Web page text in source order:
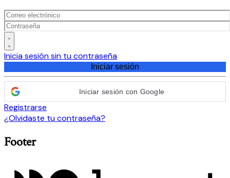
Inicia sesión sin tu contraseña
Iniciar sesión
Iniciar sesión con Google
Registrarse
¿Olvidaste tu contraseña?
Footer